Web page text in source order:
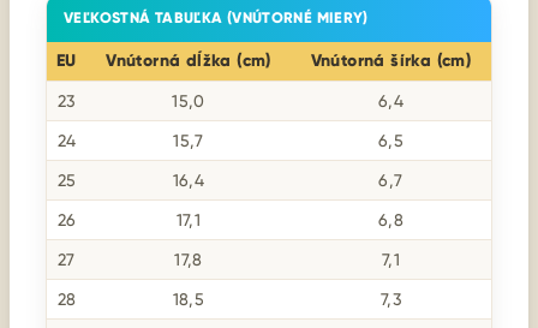
VEĽKOSTNÁ TABUĽKA (VNÚTORNÉ MIERY)
EU Vnútorná dĺžka (cm) Vnútorná šírka (cm)
23 15,0 6,4
24 15,7 6,5
25 16,4 6,7
26 17,1 6,8
27 17,8 7,1
28 18,5 7,3